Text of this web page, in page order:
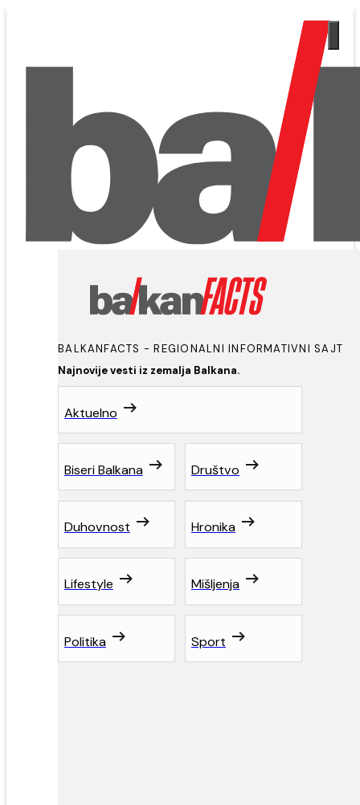
Najnovije vesti iz zemalja Balkana.
BALKANFACTS - REGIONALNI INFORMATIVNI SAJT
Aktuelno
Biseri Balkana Društvo
Duhovnost Hronika
Lifestyle Mišljenja
Politika Sport